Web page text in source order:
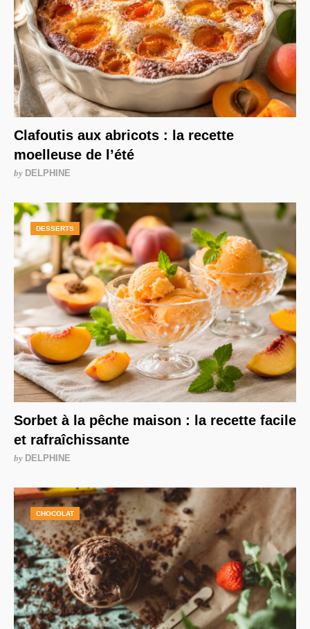
Clafoutis aux abricots : la recette
moelleuse de l’été
by DELPHINE
DESSERTS
Sorbet à la pêche maison : la recette facile
et rafraîchissante
by DELPHINE
CHOCOLAT